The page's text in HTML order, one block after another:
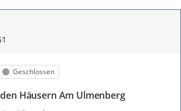
Status
Geschlossen
Häusern Am Ulmenberg